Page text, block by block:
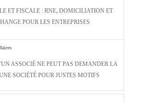
ET FISCALE : RNE, DOMICILIATION ET
POUR LES ENTREPRISES
ASSOCIÉ NE PEUT PAS DEMANDER LA
SOCIÉTÉ POUR JUSTES MOTIFS